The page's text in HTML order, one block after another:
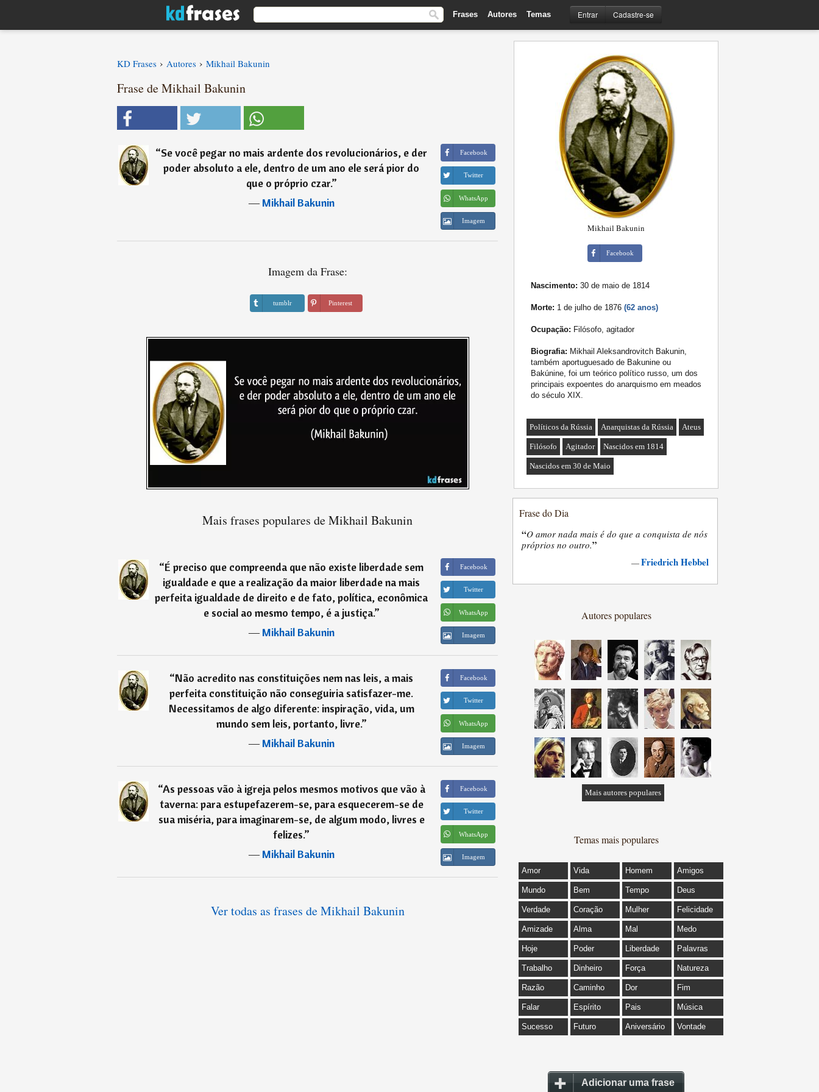
Frases Autores Temas Entrar Cadastre-se
KD Frases › Autores › Mikhail Bakunin
Frase de Mikhail Bakunin
“Se você pegar no mais ardente dos revolucionários, e der
poder absoluto a ele, dentro de um ano ele será pior do
que o próprio czar.”
―Mikhail Bakunin
Facebook
Twitter
WhatsApp
Imagem
Imagem da Frase:
tumblr Pinterest
Mais frases populares de Mikhail Bakunin
“É preciso que compreenda que não existe liberdade sem
igualdade e que a realização da maior liberdade na mais
perfeita igualdade de direito e de fato, política, econômica
e social ao mesmo tempo, é a justiça.”
―Mikhail Bakunin
Facebook
Twitter
WhatsApp
Imagem
“Não acredito nas constituições nem nas leis, a mais
perfeita constituição não conseguiria satisfazer-me.
Necessitamos de algo diferente: inspiração, vida, um
mundo sem leis, portanto, livre.”
―Mikhail Bakunin
Facebook
Twitter
WhatsApp
Imagem
“As pessoas vão à igreja pelos mesmos motivos que vão à
taverna: para estupefazerem-se, para esquecerem-se de
sua miséria, para imaginarem-se, de algum modo, livres e
felizes.”
―Mikhail Bakunin
Facebook
Twitter
WhatsApp
Imagem
Ver todas as frases de Mikhail Bakunin
Mikhail Bakunin
Facebook
Nascimento: 30 de maio de 1814
Morte: 1 de julho de 1876 (62 anos)
Ocupação: Filósofo, agitador
Biografia: Mikhail Aleksandrovitch Bakunin,
também aportuguesado de Bakunine ou
Bakúnine, foi um teórico político russo, um dos
principais expoentes do anarquismo em meados
do século XIX.
Políticos da Rússia Anarquistas da Rússia Ateus
Filósofo Agitador Nascidos em 1814
Nascidos em 30 de Maio
Frase do Dia
“O amor nada mais é do que a conquista de nós
próprios no outro.”
—Friedrich Hebbel
Autores populares
Mais autores populares
Temas mais populares
Amor Vida Homem Amigos
Mundo Bem Tempo Deus
Verdade Coração Mulher Felicidade
Amizade Alma Mal Medo
Hoje Poder Liberdade Palavras
Trabalho Dinheiro Força Natureza
Razão Caminho Dor Fim
Falar Espírito Pais Música
Sucesso Futuro Aniversário Vontade
Adicionar uma frase